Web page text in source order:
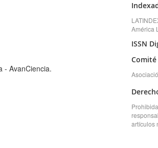
- AvanCiencia.
América
ISSN
artículos